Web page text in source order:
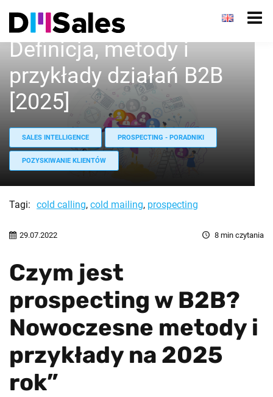
Czym jest prospecting?
Definicja, metody i
przykłady działań B2B
[2025]
SALES INTELLIGENCE PROSPECTING - PORADNIKI
POZYSKIWANIE KLIENTÓW
Tagi: cold calling, cold mailing, prospecting
8 min czytania
29.07.2022
Czym jest
prospecting w B2B?
Nowoczesne metody i
przykłady na 2025
rok”